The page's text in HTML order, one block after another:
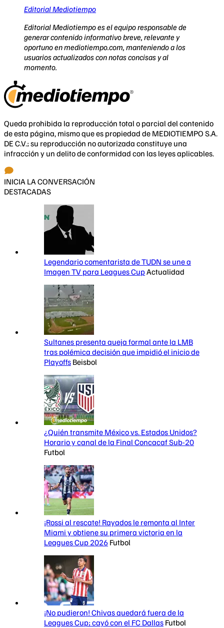
Editorial Mediotiempo
Editorial Mediotiempo es el equipo responsable de
generar contenido informativo breve, relevante y
oportuno en mediotiempo.com, manteniendo a los
usuarios actualizados con notas concisas y al
momento.
Queda prohibida la reproducción total o parcial del contenido
de esta página, mismo que es propiedad de MEDIOTIEMPO S.A.
DE C.V.; su reproducción no autorizada constituye una
infracción y un delito de conformidad con las leyes aplicables.
INICIA LA CONVERSACIÓN
DESTACADAS
Legendario comentarista de TUDN se une a
Imagen TV para Leagues CupActualidad
Sultanes presenta queja formal ante la LMB
tras polémica decisión que impidió el inicio de
Playoffs Beisbol
¿Quién transmite México vs. Estados Unidos?
Horario y canal de la Final Concacaf Sub-20
Futbol
¡Rossi al rescate! Rayados le remonta al Inter
Miami y obtiene su primera victoria en la
Leagues Cup 2026 Futbol
¡No pudieron! Chivas quedará fuera de la
Leagues Cup; cayó con el FC Dallas Futbol